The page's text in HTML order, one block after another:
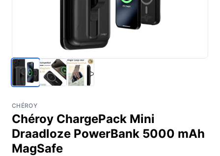
CHÉROY
Chéroy ChargePack Mini
Draadloze PowerBank 5000 mAh
MagSafe